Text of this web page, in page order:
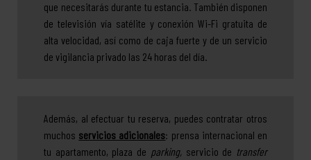
que necesitarás durante tu estancia. También disponen
de televisión vía satélite y conexión Wi-Fi gratuita de
alta velocidad, así como de caja fuerte y de un servicio
de vigilancia privado las 24 horas del día.
Además, al efectuar tu reserva, puedes contratar otros
muchos servicios adicionales: prensa internacional en
tu apartamento, plaza de parking, servicio de transfer